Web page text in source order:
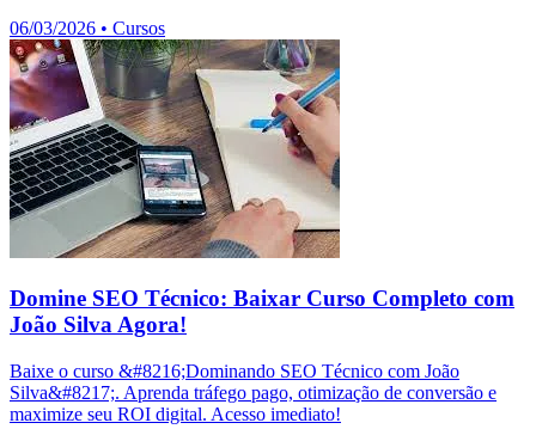
06/03/2026 • Cursos
Domine SEO Técnico: Baixar Curso Completo com
João Silva Agora!
Baixe o curso &#8216;Dominando SEO Técnico com João
Silva&#8217;. Aprenda tráfego pago, otimização de conversão e
maximize seu ROI digital. Acesso imediato!